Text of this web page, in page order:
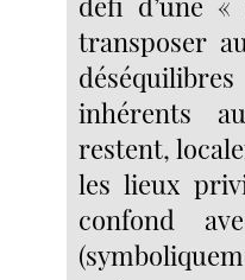
transposer
inhérents
restent,
les lieux
confond